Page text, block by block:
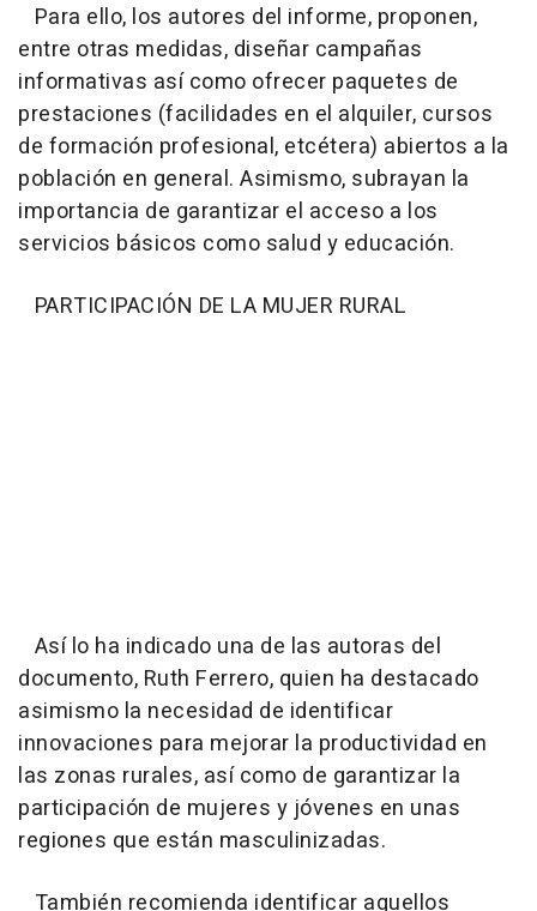
Para ello, los autores del informe, proponen,
entre otras medidas, diseñar campañas
informativas así como ofrecer paquetes de
prestaciones (facilidades en el alquiler, cursos
de formación profesional, etcétera) abiertos a la
población en general. Asimismo, subrayan la
importancia de garantizar el acceso a los
servicios básicos como salud y educación.
PARTICIPACIÓN DE LA MUJER RURAL
Así lo ha indicado una de las autoras del
documento, Ruth Ferrero, quien ha destacado
asimismo la necesidad de identificar
innovaciones para mejorar la productividad en
las zonas rurales, así como de garantizar la
participación de mujeres y jóvenes en unas
regiones que están masculinizadas.
También recomienda identificar aquellos